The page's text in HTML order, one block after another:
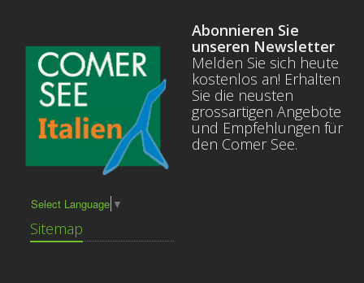
Select Language ▼
Sitemap
Abonnieren Sie
unseren Newsletter
Melden Sie sich heute
kostenlos an! Erhalten
Sie die neusten
grossartigen Angebote
und Empfehlungen für
den Comer See.